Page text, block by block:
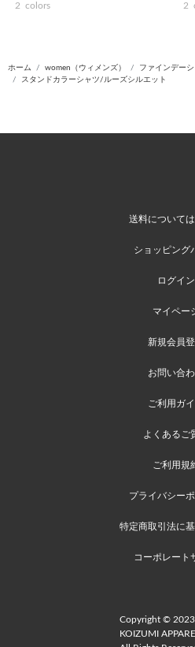
2 colors 2
ホーム women（ウィメンズ） ファインデー
スタンドカラーシャツ/ルーズシルエット
送料について
ショッピング
ログイン
マイペー
新規会員
お問い合
ご利用ガ
よくあるご
ご利用規
プライバシー
特定商取引法に
コーポレート
Copyright © 2023
KOIZUMI